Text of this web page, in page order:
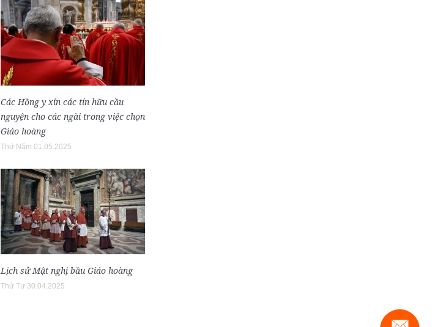
Các Hồng y xin các tín hữu cầu
nguyện cho các ngài trong việc chọn
Giáo hoàng
Thứ Năm 01.05.2025
Lịch sử Mật nghị bầu Giáo hoàng
Thứ Tư 30.04.2025